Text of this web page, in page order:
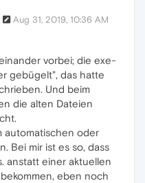
Aug 31, 2019, 10:36 AM
vorbei; die exe-
gebügelt", das hatte
Und beim
die alten Dateien
automatischen oder
Bei mir ist es so, dass
anstatt einer aktuellen
eben noch